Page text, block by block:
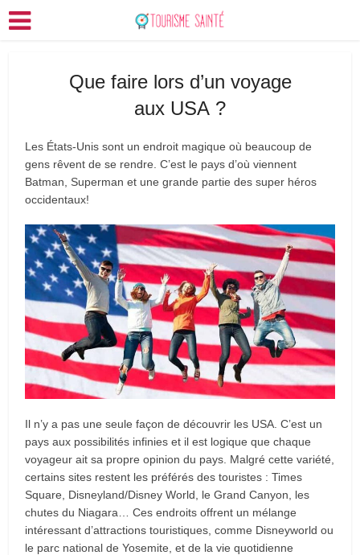
Que faire lors d’un voyage
aux USA ?
Les États-Unis sont un endroit magique où beaucoup de
gens rêvent de se rendre. C’est le pays d’où viennent
Batman, Superman et une grande partie des super héros
occidentaux!
Il n’y a pas une seule façon de découvrir les USA. C’est un
pays aux possibilités infinies et il est logique que chaque
voyageur ait sa propre opinion du pays. Malgré cette variété,
certains sites restent les préférés des touristes : Times
Square, Disneyland/Disney World, le Grand Canyon, les
chutes du Niagara… Ces endroits offrent un mélange
intéressant d’attractions touristiques, comme Disneyworld ou
le parc national de Yosemite, et de la vie quotidienne